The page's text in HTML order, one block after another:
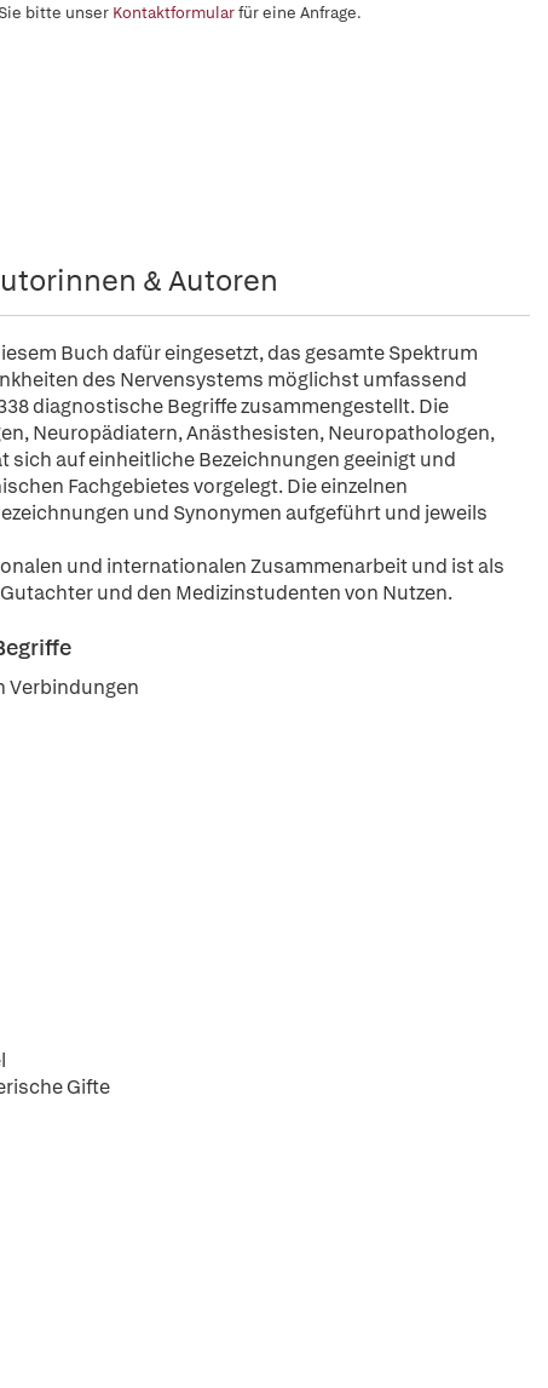
bitte unser Kontaktformularfür eine Anfrage.
& Autoren
Buch dafür eingesetzt, das gesamte Spektrum
des Nervensystems möglichst umfassend
diagnostische Begriffe zusammengestellt. Die
Neuropädiatern, Anästhesisten, Neuropathologen,
auf einheitliche Bezeichnungen geeinigt und
Fachgebietes vorgelegt. Die einzelnen
und Synonymen aufgeführt und jeweils
und internationalen Zusammenarbeit und ist als
und den Medizinstudenten von Nutzen.
Verbindungen
Gifte